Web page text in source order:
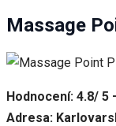
Massage
Hodnocení: 4.8/ 5
Adresa: